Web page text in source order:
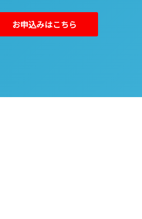
お申込みはこちら